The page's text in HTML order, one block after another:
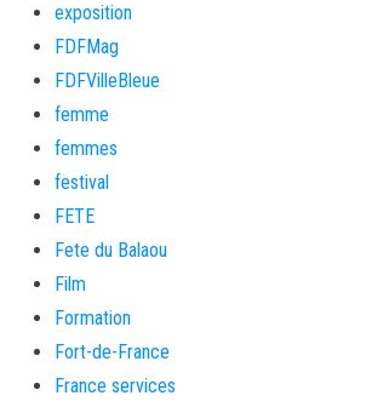
exposition
FDFMag
FDFVilleBleue
femme
femmes
festival
FETE
Fete du Balaou
Film
Formation
Fort-de-France
France services